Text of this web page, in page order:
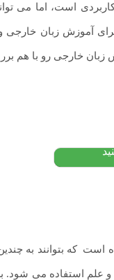
است، اما می
آموزش زبان خارجی
زبان خارجی رو با هم
از
است که بتوانند به
علم استفاده می شود.